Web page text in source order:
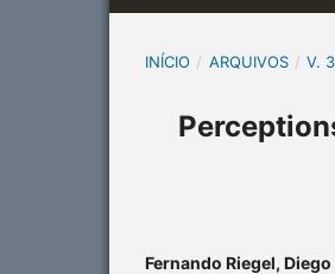
INÍCIO / ARQUIVOS / V.
Fernando Riegel,